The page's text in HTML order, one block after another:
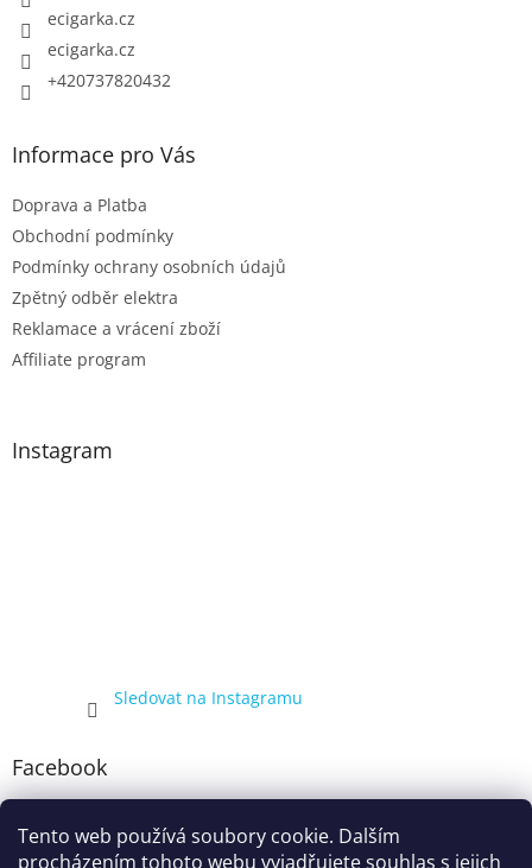
Tento web používá soubory cookie. Dalším
procházením tohoto webu vyjadřujete souhlas s jejich
u
ecigarka.cz
ecigarka.cz
+420737820432
Informace pro Vás
Doprava a Platba
Obchodní podmínky
Podmínky ochrany osobních údajů
Zpětný odběr elektra
Reklamace a vrácení zboží
Affiliate program
Instagram
Sledovat na Instagramu
Facebook